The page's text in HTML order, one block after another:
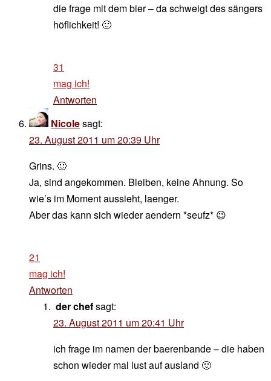
die frage mit dem bier – da schweigt des sängers
höflichkeit! 🙂
31
mag ich!
Antworten
Nicolesagt:
23. August 2011 um 20:39 Uhr
Grins. 🙂
Ja, sind angekommen. Bleiben, keine Ahnung. So
wie’s im Moment aussieht, laenger.
Aber das kann sich wieder aendern *seufz* 😉
21
mag ich!
Antworten
der chefsagt:
23. August 2011 um 20:41 Uhr
ich frage im namen der baerenbande – die haben
schon wieder mal lust auf ausland 🙂